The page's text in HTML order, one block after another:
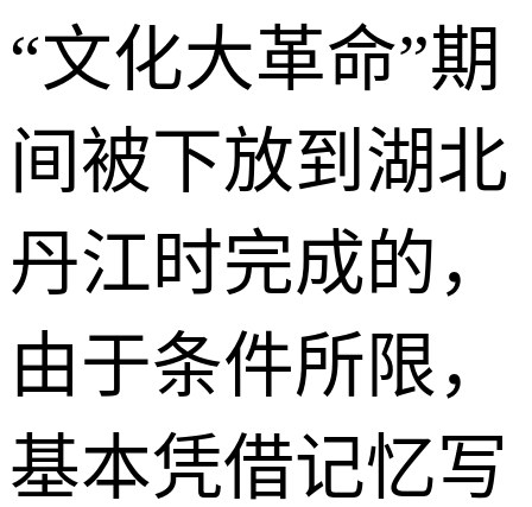
“文化大革命”期
间被下放到湖北
丹江时完成的，
由于条件所限，
基本凭借记忆写